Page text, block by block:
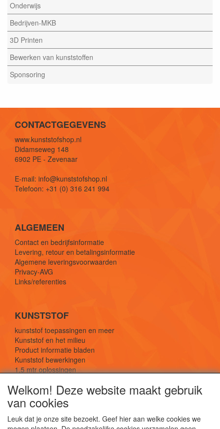
Onderwijs
Bedrijven-MKB
3D Printen
Bewerken van kunststoffen
Sponsoring
CONTACTGEGEVENS
www.kunststofshop.nl
Didamseweg 148
6902 PE - Zevenaar
E-mail: info@kunststofshop.nl
Telefoon: +31 (0) 316 241 994
ALGEMEEN
Contact en bedrijfsinformatie
Levering, retour en betalingsinformatie
Algemene leveringsvoorwaarden
Privacy-AVG
Links/referenties
KUNSTSTOF
kunststof toepassingen en meer
Kunststof en het milieu
Product informatie bladen
Kunststof bewerkingen
1,5 mtr oplossingen
SOCIALE MEDIA
Welkom! Deze website maakt gebruik
van cookies
Leuk dat je onze site bezoekt. Geef hier aan welke cookies we